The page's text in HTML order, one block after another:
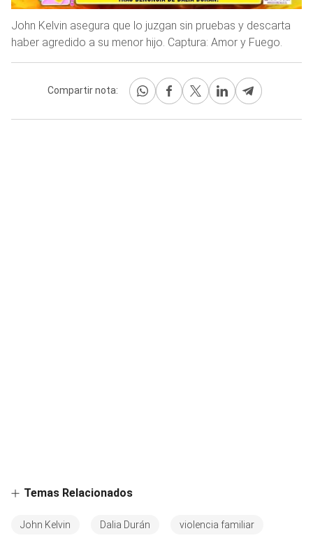
John Kelvin asegura que lo juzgan sin pruebas y descarta
haber agredido a su menor hijo. Captura: Amor y Fuego.
Compartir nota:
Temas Relacionados
John Kelvin Dalia Durán violencia familiar